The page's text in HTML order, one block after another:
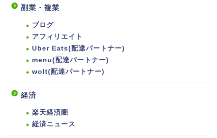
副業・複業
ブログ
アフィリエイト
Uber Eats(配達パートナー)
menu(配達パートナー)
wolt(配達パートナー)
経済
楽天経済圏
経済ニュース